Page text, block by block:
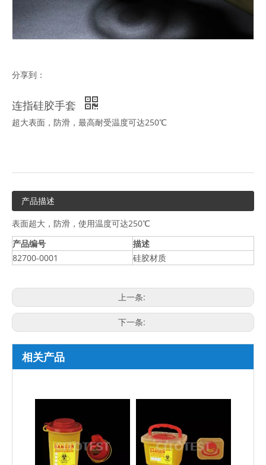
分享到：
连指硅胶手套
超大表面，防滑，最高耐受温度可达250℃
产品描述
表面超大，防滑，使用温度可达250℃
产品编号
描述
82700-0001
硅胶材质
上一条:
下一条:
相关产品